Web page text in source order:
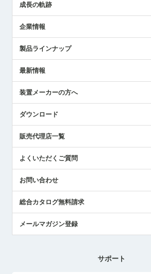
成長の軌跡
企業情報
ごあいさつ
受賞履歴
採用情報
国/地域/言語
製品ラインナップ
ツールセッタ製品
エアマイクロセンサ製品
最新情報
メトロールの技術
社員ブログ
中小企業のBCP地震対策
センサのテクニカルガイド
社長ブログ
装置メーカーの方へ
ダウンロード
販売代理店一覧
よくいただくご質問
お問い合わせ
総合カタログ無料請求
メールマガジン登録
サポート